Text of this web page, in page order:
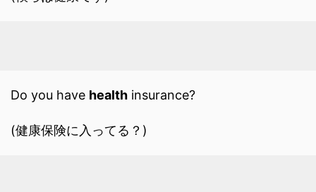
Do you have health insurance?
(健康保険に入ってる？)